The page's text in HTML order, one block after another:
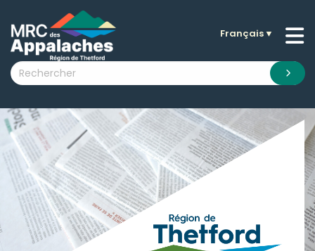
submenu (La MRC )
submenu (Citoyens )
submenu (Visiteurs )
submenu (Nouvelles )
submenu (Documentation )
Français▼